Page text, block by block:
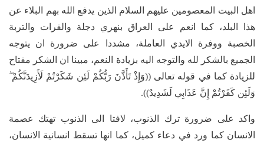
اهل البيت المعصومين عليهم السلام الذين يدفع الله بهم البلاء عن
هذا البلد، كما انعم على العراق بنهري دجلة والفرات والتربة
الخصبة ووفرة الايدي العاملة، مشددا على ضرورة ان يتوجه
الجميع بالشكر لله والتوجه اليه بزيادة النعم، مبينا ان الشكر مفتاح
للزيادة كما في قوله تعالى ((وَإِذْ تَأَذَّنَ رَبُّكُمْ لَئِن شَكَرْتُمْ لَأَزِيدَنَّكُمْ ۖ
وَلَئِن كَفَرْتُمْ إِنَّ عَذَابِي لَشَدِيدٌ)).
واكد على ضرورة ترك الذنوب، لافتا الى الذنوب تهتك عصمة
الانسان كما ورد في دعاء كميل، كما انها تسقط انسانية الانسان،